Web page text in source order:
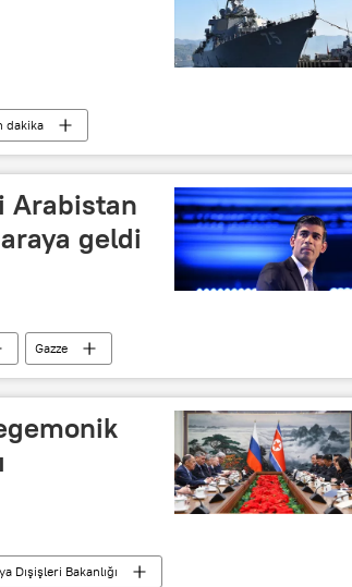
dakika
Arabistan
geldi
Gazze
Dışişleri Bakanlığı